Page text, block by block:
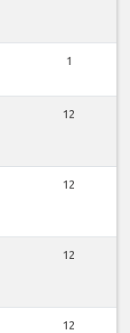
1
12
12
12
12